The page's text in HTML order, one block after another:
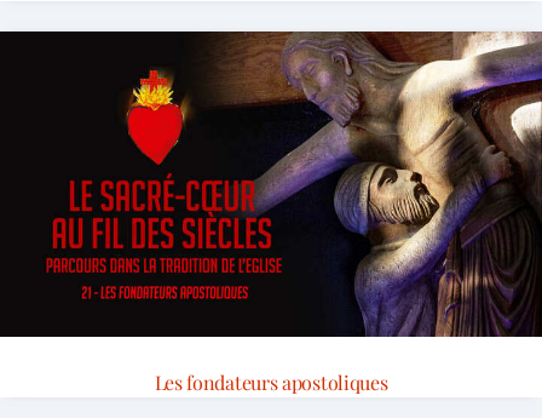
Les fondateurs apostoliques